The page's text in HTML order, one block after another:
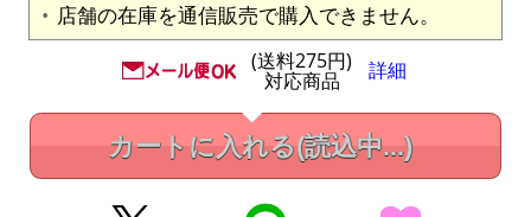
店舗の在庫を通信販売で購入できません。
(送料275円)
対応商品 詳細
カートに入れる(読込中...)